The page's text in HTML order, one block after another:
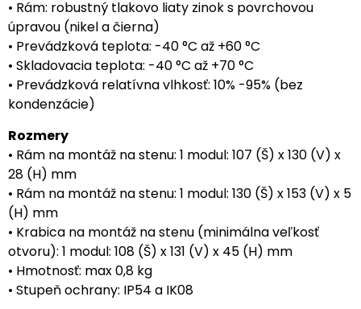
• Rám: robustný tlakovo liaty zinok s povrchovou
úpravou (nikel a čierna)
• Prevádzková teplota: -40 °C až +60 °C
• Skladovacia teplota: -40 °C až +70 °C
• Prevádzková relatívna vlhkosť: 10% -95% (bez
kondenzácie)
Rozmery
• Rám na montáž na stenu: 1 modul: 107 (Š) x 130 (V) x
28 (H) mm
• Rám na montáž na stenu: 1 modul: 130 (Š) x 153 (V) x 5
(H) mm
• Krabica na montáž na stenu (minimálna veľkosť
otvoru): 1 modul: 108 (Š) x 131 (V) x 45 (H) mm
• Hmotnosť: max 0,8 kg
• Stupeň ochrany: IP54 a IK08